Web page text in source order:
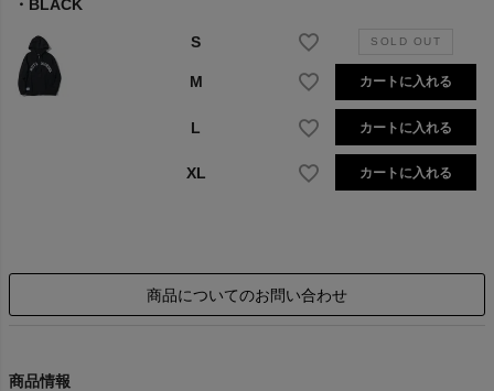
BLACK
S
M カートに入れる
L カートに入れる
XL カートに入れる
商品についてのお問い合わせ
商品情報